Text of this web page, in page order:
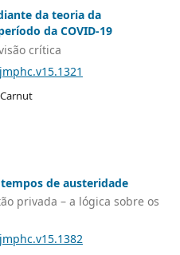
da teoria da
da COVID-19
crítica
de austeridade
privada – a lógica sobre os